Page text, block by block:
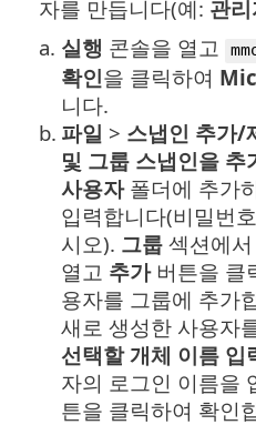
자를 만듭니다(예: 관
a. 실행 콘솔을 열고
확인을 클릭하여
니다.
b. 파일 > 스냅인 추가/
및 그룹 스냅인을 추
사용자폴더에 추가
입력합니다(비밀번
시오). 그룹 섹션에서
열고 추가버튼을 클
용자를 그룹에 추가
새로 생성한 사용자
선택할 개체 이름 입
자의 로그인 이름을
튼을 클릭하여 확인